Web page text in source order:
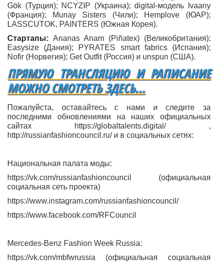
Gök (Турция); NCYZIP (Украина); digital-модель Ivaany
(Франция); Munay Sisters (Чили); Hemplove (ЮАР);
LASSCUTOK, PAINTERS (Южная Корея).
Стартапы: Ananas Anam (Piñatex) (Великобритания);
Easysize (Дания); PYRATES smart fabrics (Испания);
Nofir (Норвегия); Get Outfit (Россия) и unspun (США).
ПРЯМУЮ ТРАНСЛЯЦИЮ И РАПИСАНИЕ
МОЖНО СМОТРЕТЬ ЗДЕСЬ...
Пожалуйста, оставайтесь с нами и следите за
последними обновлениями на наших официальных
сайтах https://globaltalents.digital/,
http://russianfashioncouncil.ru/ и в социальных сетях:
Национальная палата моды:
https://vk.com/russianfashioncouncil (официальная
социальная сеть проекта)
https://www.instagram.com/russianfashioncouncil/
https://www.facebook.com/RFCouncil
Mercedes-Benz Fashion Week Russia:
https://vk.com/mbfwrussia (официальная социальная